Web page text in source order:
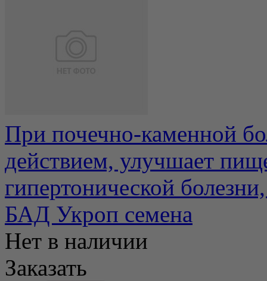
При почечно-каменной
действием, улучшает
гипертонической
БАД Укроп семена
Нет в наличии
Заказать